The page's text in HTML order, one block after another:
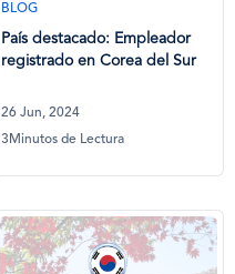
BLOG
País destacado: Empleador
registrado en Corea del Sur
26 Jun, 2024
3Minutos de Lectura